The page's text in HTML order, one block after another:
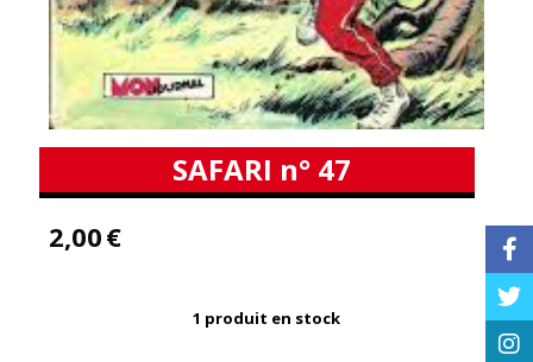
SAFARI n° 47
2,00€
1 produit en stock